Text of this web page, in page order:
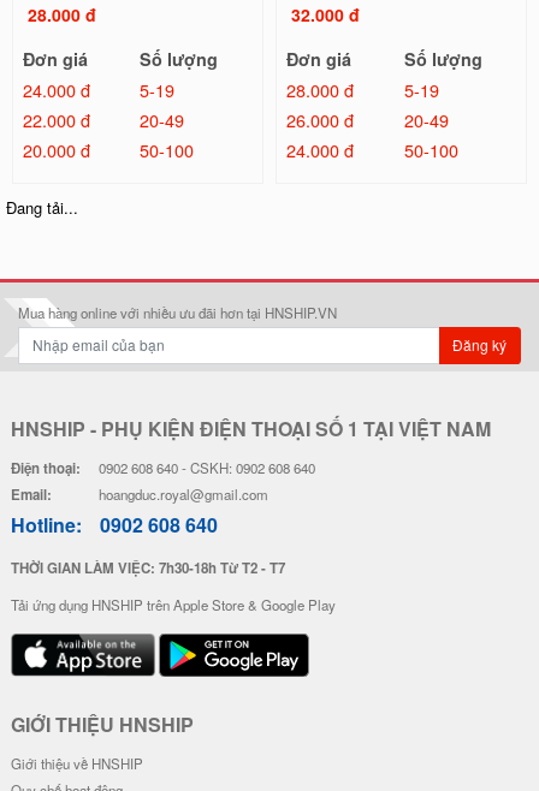
28.000 đ
Đơn giá
Số lượng
24.000 đ
5-19
22.000 đ
20-49
20.000 đ
50-100
32.000 đ
Đơn giá
Số lượng
28.000 đ
5-19
26.000 đ
20-49
24.000 đ
50-100
u Luck Cat
28.000 đ
Đơn giá
Số lượng
24.000 đ
5-19
22.000 đ
20-49
20.000 đ
50-100
Ốp Vân Da Viền Camera Bạc - Mẫ
u Độc Lập
28.000 đ
20.000 đ